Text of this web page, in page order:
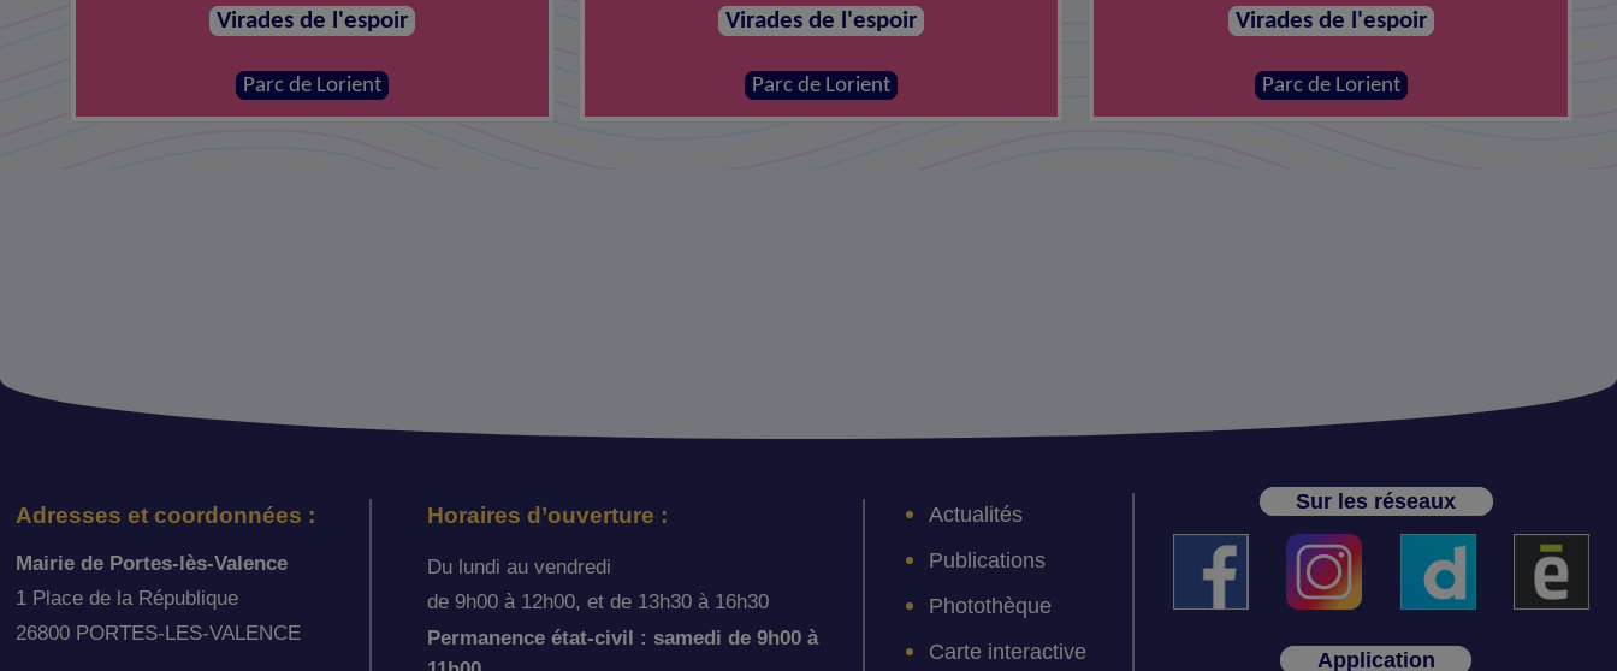
Virades de l'espoir
Parc de Lorient
Virades de l'espoir
Parc de Lorient
Virades de l'espoir
Parc de Lorient
Adresses et coordonnées :
Mairie de Portes-lès-Valence
1 Place de la République
26800 PORTES-LES-VALENCE
Horaires d’ouverture :
Du lundi au vendredi
de 9h00 à 12h00, et de 13h30 à 16h30
Permanence état-civil : samedi de 9h00 à
Actualités
Publications
Photothèque
Carte interactive
Sur les réseaux
Application